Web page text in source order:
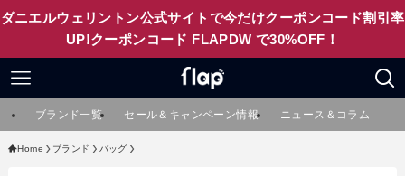
ダニエルウェリントン公式サイトで今だけクーポンコード割引率
UP!クーポンコード FLAPDW で30%OFF！
ブランド一覧 セール＆キャンペーン情報 ニュース＆コラム
Home ブランド バッグ